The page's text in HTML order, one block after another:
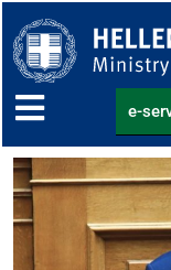
to
content
e-